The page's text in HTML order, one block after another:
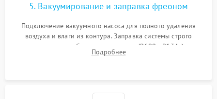
5. Вакуумирование и заправка фреоном
Подключение вакуумного насоса для полного удаления
воздуха и влаги из контура. Заправка системы строго
дозированным объемом хладагента (R600a, R134a) по
электронным весам. Контроль рабочего давления в системе.
Подробнее